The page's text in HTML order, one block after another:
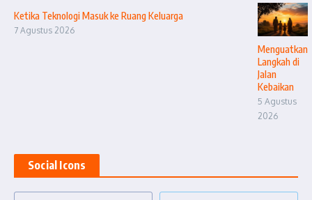
Ketika Teknologi Masuk ke Ruang Keluarga
7 Agustus 2026
Menguatkan
Langkah di
Jalan
Kebaikan
5 Agustus
2026
Social Icons